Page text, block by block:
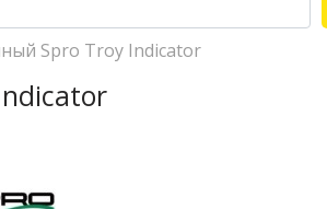
Spro Troy Indicator